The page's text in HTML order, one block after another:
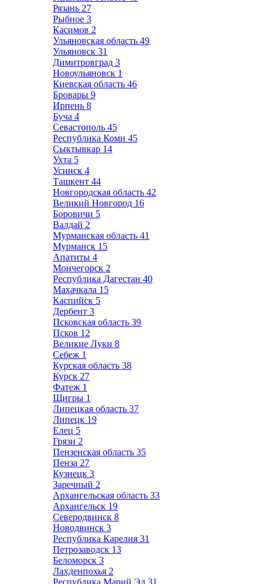
Рязань 27
Рыбное 3
Касимов 2
Ульяновская область 49
Ульяновск 31
Димитровград 3
Новоульяновск 1
Киевская область 46
Бровары 9
Ирпень 8
Буча 4
Севастополь 45
Республика Коми 45
Сыктывкар 14
Ухта 5
Усинск 4
Ташкент 44
Новгородская область 42
Великий Новгород 16
Боровичи 5
Валдай 2
Мурманская область 41
Мурманск 15
Апатиты 4
Мончегорск 2
Республика Дагестан 40
Махачкала 15
Каспийск 5
Дербент 3
Псковская область 39
Псков 12
Великие Луки 8
Себеж 1
Курская область 38
Курск 27
Фатеж 1
Щигры 1
Липецкая область 37
Липецк 19
Елец 5
Грязи 2
Пензенская область 35
Пенза 27
Кузнецк 3
Заречный 2
Архангельская область 33
Архангельск 19
Северодвинск 8
Новодвинск 3
Республика Карелия 31
Петрозаводск 13
Беломорск 3
Лахденпохья 2
Республика Марий Эл 31